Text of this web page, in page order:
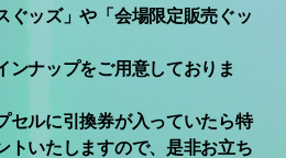
ぐッズ」や「会場限定販売ぐッ
ンナップをご用意しておりま
セルに引換券が入っていたら特
トいたしますので、是非お立ち